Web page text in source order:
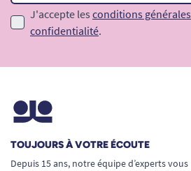
J'accepte les conditions générales
confidentialité.
TOUJOURS À VOTRE ÉCOUTE
Depuis 15 ans, notre équipe d’experts vous